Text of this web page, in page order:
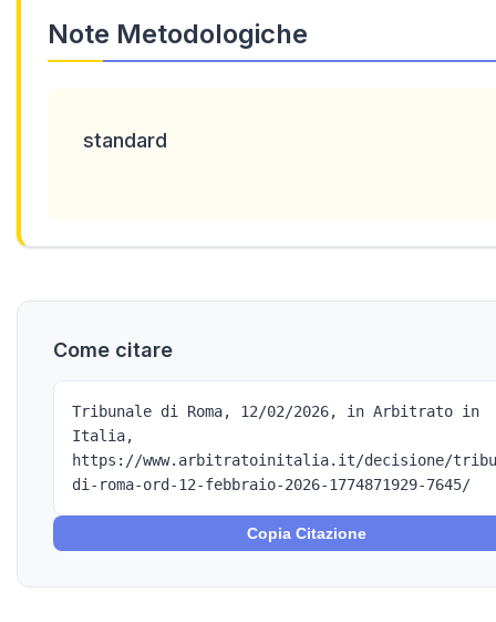
Note Metodologiche
standard
Come citare
Tribunale di Roma, 12/02/2026, in Arbitrato in
Italia,
https://www.arbitratoinitalia.it/decisione/
di-roma-ord-12-febbraio-2026-1774871929-7645/
Copia Citazione